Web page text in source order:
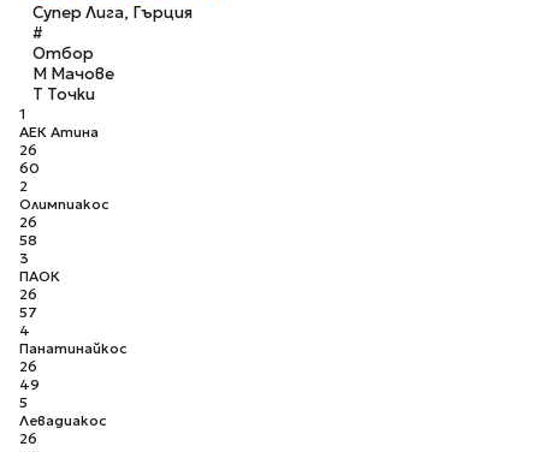
Супер Лига, Гърция
#
Отбор
М Мачове
Т Точки
1
АЕК Атина
26
60
2
Олимпиакос
26
58
3
ПАОК
26
57
4
Панатинайкос
26
49
5
Левадиакос
26